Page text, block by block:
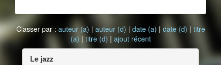
Classer par : auteur (a) | auteur (d) | date (a) | date (d) | titre
(a) | titre (d) | ajout récent
Le jazz